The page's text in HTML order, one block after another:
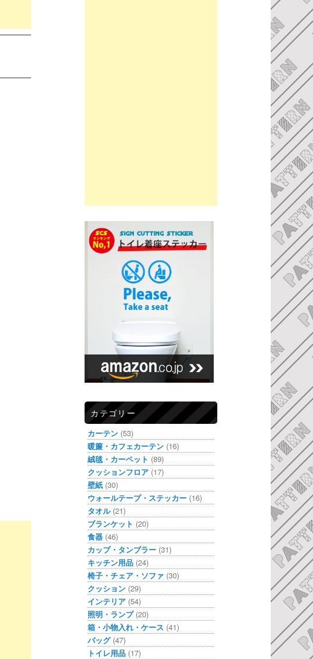
カテゴリー
カーテン (53)
暖簾・カフェカーテン (16)
絨毯・カーペット (89)
クッションフロア (17)
壁紙 (30)
ウォールテープ・ステッカー (16)
タオル(21)
ブランケット (20)
食器 (46)
カップ・タンブラー (31)
キッチン用品 (24)
椅子・チェア・ソファ (30)
クッション (29)
インテリア (54)
照明・ランプ(20)
箱・小物入れ・ケース (41)
バッグ(47)
トイレ用品 (17)